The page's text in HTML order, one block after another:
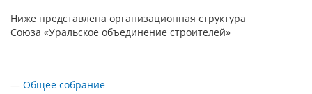
Ниже представлена организационная структура
Союза «Уральское объединение строителей»
— Общее собрание